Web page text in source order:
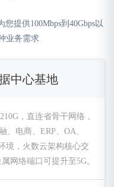
提供100Mbps到40Gbps以
业务需求
中心基地
，直连省骨干网络，
、电商、ERP、OA、
境，火数云架构核心交
网络端口可提升至5G。